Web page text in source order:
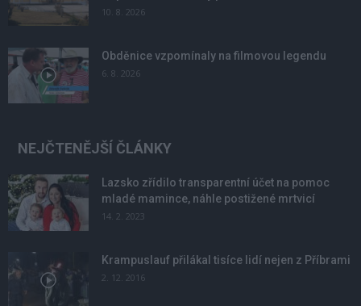
10. 8. 2026
Obděnice vzpomínaly na filmovou legendu
6. 8. 2026
NEJČTENĚJŠÍ ČLÁNKY
Lazsko zřídilo transparentní účet na pomoc
mladé mamince, náhle postižené mrtvicí
14. 2. 2023
Krampuslauf přilákal tisíce lidí nejen z Příbrami
2. 12. 2016